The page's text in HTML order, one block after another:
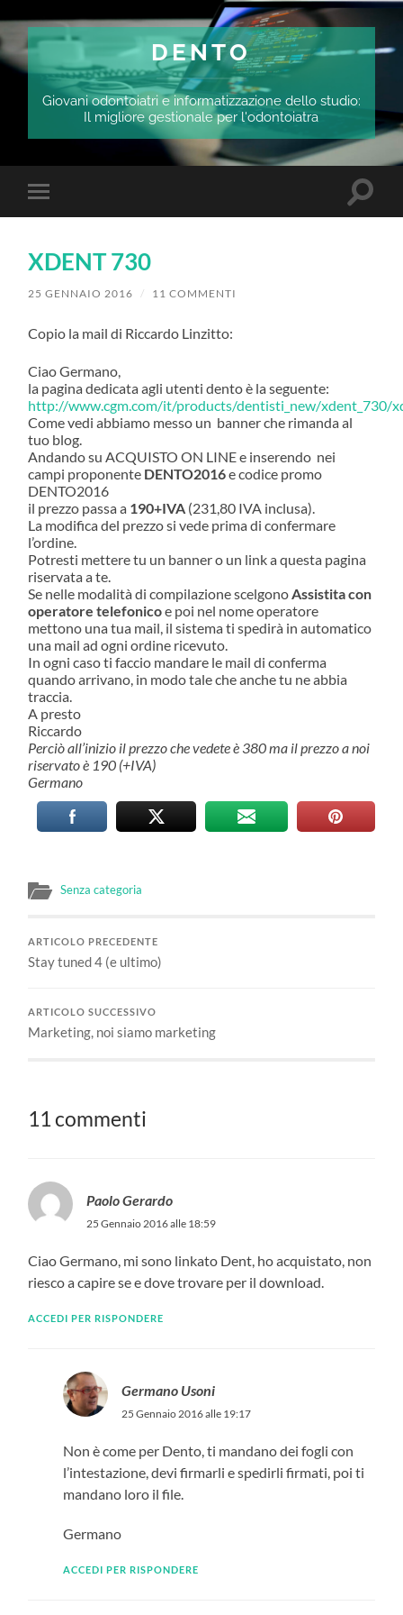
DENTO
Giovani odontoiatri e informatizzazione dello studio:
Il migliore gestionale per l'odontoiatra
Attiva/disattiva
il
dispositivi
XDENT 730
25 GENNAIO 2016 / 11 COMMENTI
Copio la mail di Riccardo Linzitto:
Ciao Germano,
la pagina dedicata agli utenti dento è la seguente:
http://www.cgm.com/it/products/dentisti_new/xdent_730/
Come vedi abbiamo messo un banner che rimanda al
tuo blog.
Andando su ACQUISTO ON LINE e inserendo nei
campi proponente DENTO2016e codice promo
DENTO2016
il prezzo passa a 190+IVA (231,80 IVA inclusa).
La modifica del prezzo si vede prima di confermare
l’ordine.
Potresti mettere tu un banner o un link a questa pagina
riservata a te.
Se nelle modalità di compilazione scelgono Assistita con
operatore telefonicoe poi nel nome operatore
mettono una tua mail, il sistema ti spedirà in automatico
una mail ad ogni ordine ricevuto.
In ogni caso ti faccio mandare le mail di conferma
quando arrivano, in modo tale che anche tu ne abbia
traccia.
A presto
Riccardo
Perciò all’inizio il prezzo che vedete è 380 ma il prezzo a noi
riservato è 190 (+IVA)
Germano
Senza categoria
ARTICOLO PRECEDENTE
Stay tuned 4 (e ultimo)
ARTICOLO SUCCESSIVO
Marketing, noi siamo marketing
11 commenti
Paolo Gerardo
25 Gennaio 2016 alle 18:59
Ciao Germano, mi sono linkato Dent, ho acquistato, non
riesco a capire se e dove trovare per il download.
ACCEDI PER RISPONDERE
Germano Usoni
25 Gennaio 2016 alle 19:17
Non è come per Dento, ti mandano dei fogli con
l’intestazione, devi firmarli e spedirli firmati, poi ti
mandano loro il file.
Germano
ACCEDI PER RISPONDERE